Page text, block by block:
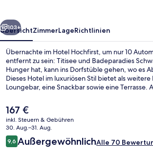
Weiter
103+
ÜbersichtZimmerLageRichtlinien
Übernachte im Hotel Hochfirst, um nur 10
entfernt zu sein: Titisee und Badeparadies
Hunger hat, kann ins Dorfstüble gehen, wo es
Dieses Hotel im luxuriösen Stil bietet als
Loungebar, eine Snackbar sowie eine Terrasse.
Der
aktuelle
Preis
beträgt
167 €.
167 €
inkl. Steuern & Gebühren
30. Aug.–31. Aug.
Bewertungen
9,69,6 von 10.
AußergewöhnlichAlle 70